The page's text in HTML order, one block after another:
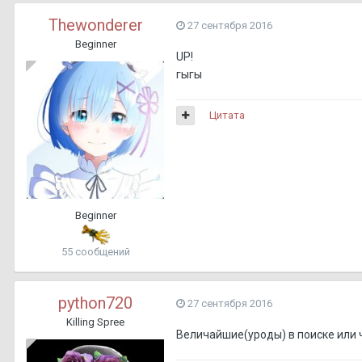
Thewonderer
Beginner
Beginner
55 сообщений
27 сентября 2016
UP!
гыгы
Цитата
python720
Killing Spree
27 сентября 2016
Величайшие(уроды) в поиске или